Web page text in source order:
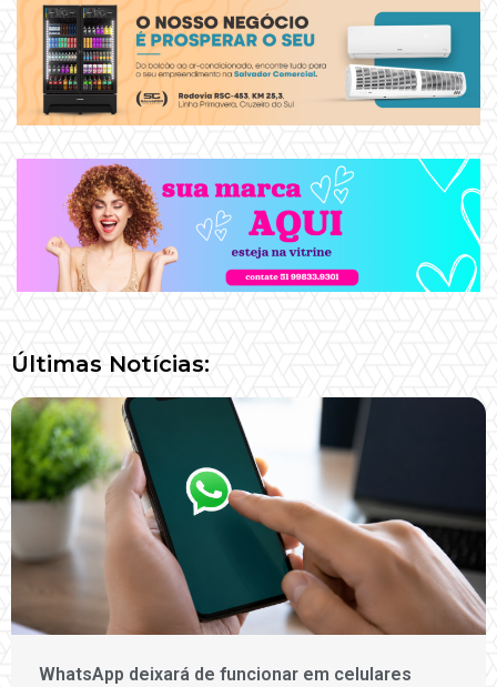
Últimas Notícias:
WhatsApp deixará de funcionar em celulares